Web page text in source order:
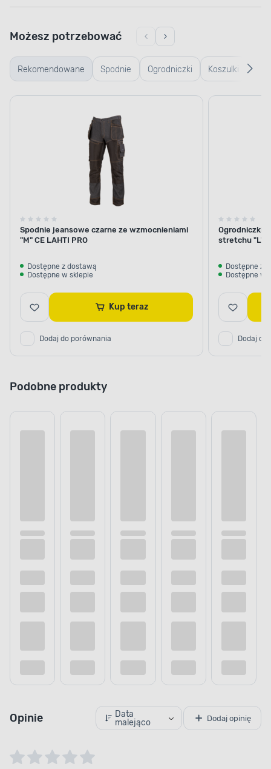
Rekomendowane Spodnie
robocze
Ogrodniczki Koszulki
robocze
Możesz potrzebować
Spodnie jeansowe czarne ze wzmocnieniami
"M" CE LAHTI PRO
Dostępne z dostawą
Dostępne w sklepie
Kup teraz
Dodaj do porównania
Ogrodniczki
stretchu
Dostępne z
Dostępne w
Dodaj do
Podobne produkty
Opinie
Data
malejąco
Dodaj opinię